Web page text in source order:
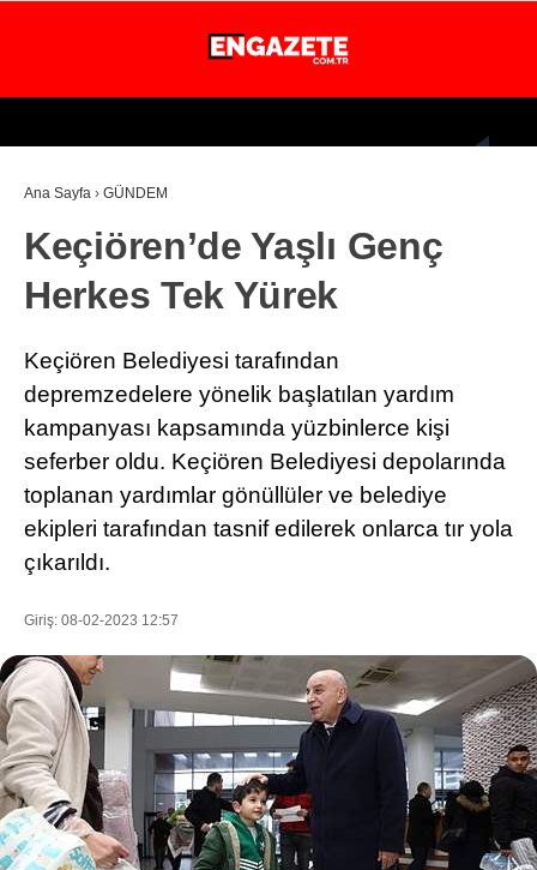
Facebook
Instagram
30.1
İSTANBUL
GÜNDEM
EKONOMİ
DÜNYA
SPOR
SAĞLIK
TEKNOLOJİ
EĞİTİM
Ana Sayfa › GÜNDEM
Keçiören’de Yaşlı Genç
Herkes Tek Yürek
Keçiören Belediyesi tarafından
depremzedelere yönelik başlatılan yardım
kampanyası kapsamında yüzbinlerce kişi
seferber oldu. Keçiören Belediyesi depolarında
toplanan yardımlar gönüllüler ve belediye
ekipleri tarafından tasnif edilerek onlarca tır yola
çıkarıldı.
Giriş: 08-02-2023 12:57